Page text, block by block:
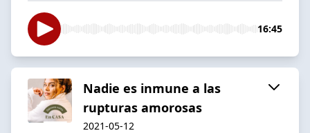
16:45
Nadie es inmune a las
rupturas amorosas
2021-05-12